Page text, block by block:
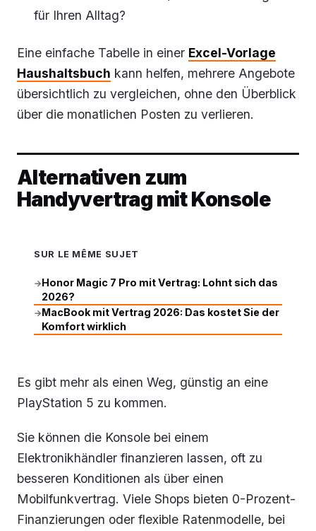
für Ihren Alltag?
Eine einfache Tabelle in einer Excel-Vorlage
Haushaltsbuch kann helfen, mehrere Angebote
übersichtlich zu vergleichen, ohne den Überblick
über die monatlichen Posten zu verlieren.
Alternativen zum
Handyvertrag mit Konsole
SUR LE MÊME SUJET
→Honor Magic 7 Pro mit Vertrag: Lohnt sich das
2026?
→MacBook mit Vertrag 2026: Das kostet Sie der
Komfort wirklich
Es gibt mehr als einen Weg, günstig an eine
PlayStation 5 zu kommen.
Sie können die Konsole bei einem
Elektronikhändler finanzieren lassen, oft zu
besseren Konditionen als über einen
Mobilfunkvertrag. Viele Shops bieten 0-Prozent-
Finanzierungen oder flexible Ratenmodelle, bei